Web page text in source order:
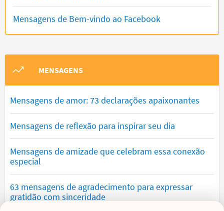
Mensagens de Bem-vindo ao Facebook
MENSAGENS
Mensagens de amor: 73 declarações apaixonantes
Mensagens de reflexão para inspirar seu dia
Mensagens de amizade que celebram essa conexão
especial
63 mensagens de agradecimento para expressar
gratidão com sinceridade